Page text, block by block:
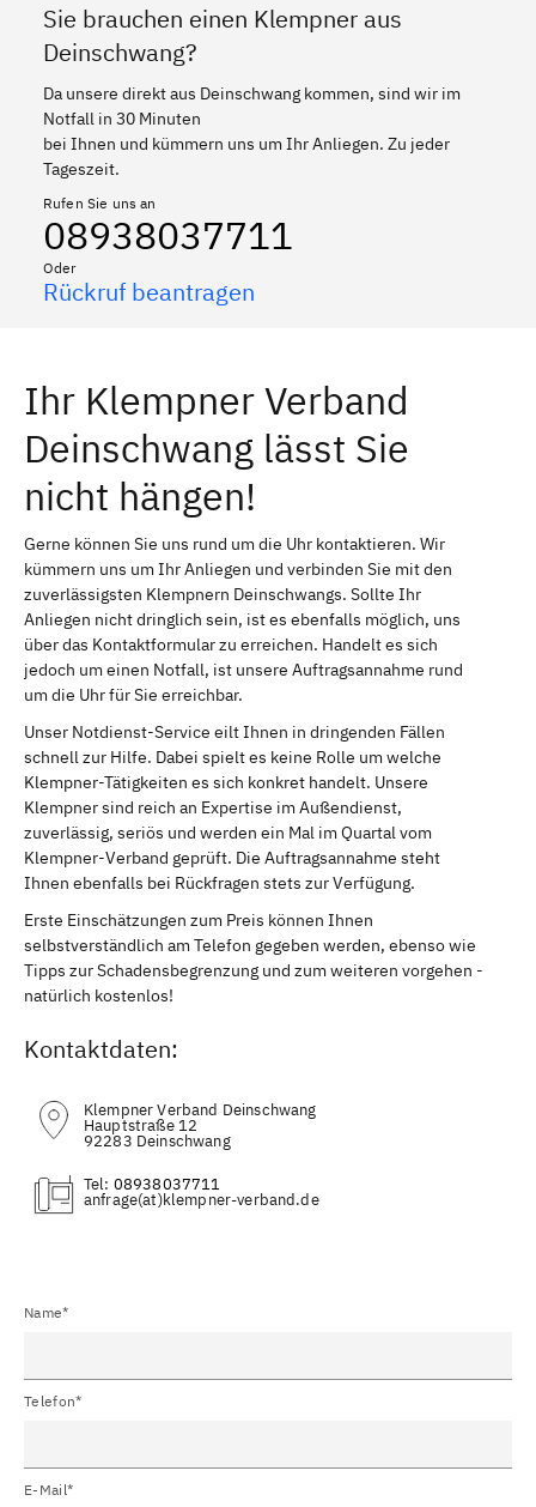
Sie brauchen einen Klempner aus
Deinschwang?
Da unsere direkt aus Deinschwang kommen, sind wir im
Notfall in 30 Minuten
bei Ihnen und kümmern uns um Ihr Anliegen. Zu jeder
Tageszeit.
Rufen Sie uns an
08938037711
Oder
Rückruf beantragen
Ihr Klempner Verband
Deinschwang lässt Sie
nicht hängen!
Gerne können Sie uns rund um die Uhr kontaktieren. Wir
kümmern uns um Ihr Anliegen und verbinden Sie mit den
zuverlässigsten Klempnern Deinschwangs. Sollte Ihr
Anliegen nicht dringlich sein, ist es ebenfalls möglich, uns
über das Kontaktformular zu erreichen. Handelt es sich
jedoch um einen Notfall, ist unsere Auftragsannahme rund
um die Uhr für Sie erreichbar.
Unser Notdienst-Service eilt Ihnen in dringenden Fällen
schnell zur Hilfe. Dabei spielt es keine Rolle um welche
Klempner-Tätigkeiten es sich konkret handelt. Unsere
Klempner sind reich an Expertise im Außendienst,
zuverlässig, seriös und werden ein Mal im Quartal vom
Klempner-Verband geprüft. Die Auftragsannahme steht
Ihnen ebenfalls bei Rückfragen stets zur Verfügung.
Erste Einschätzungen zum Preis können Ihnen
selbstverständlich am Telefon gegeben werden, ebenso wie
Tipps zur Schadensbegrenzung und zum weiteren vorgehen -
natürlich kostenlos!
Kontaktdaten:
Klempner Verband Deinschwang
Hauptstraße 12
92283 Deinschwang
Tel: 08938037711
(at)
Name*
Telefon*
E-Mail*